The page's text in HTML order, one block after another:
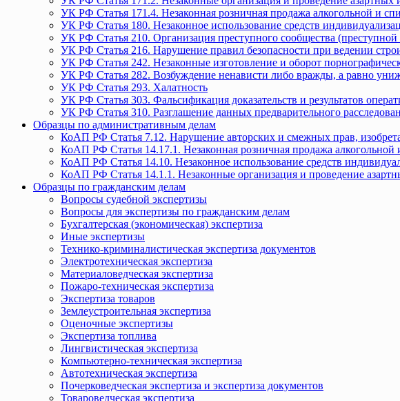
УК РФ Статья 171.4. Незаконная розничная продажа алкогольной и
УК РФ Статья 180. Незаконное использование средств
УК РФ Статья 210. Организация преступного сообщества
УК РФ Статья 216. Нарушение правил безопасности при ведении
УК РФ Статья 242. Незаконные изготовление и оборот
УК РФ Статья 282. Возбуждение ненависти либо вражды, а равно
УК РФ Статья 293. Халатность
УК РФ Статья 303. Фальсификация доказательств и результатов
УК РФ Статья 310. Разглашение данных предварительного
Образцы по административным делам
КоАП РФ Статья 7.12. Нарушение авторских и смежных прав,
КоАП РФ Статья 14.17.1. Незаконная розничная продажа
КоАП РФ Статья 14.10. Незаконное использование средств
КоАП РФ Статья 14.1.1. Незаконные организация и проведение
Образцы по гражданским делам
Вопросы судебной экспертизы
Вопросы для экспертизы по гражданским делам
Бухгалтерская (экономическая) экспертиза
Иные экспертизы
Технико-криминалистическая экспертиза документов
Электротехническая экспертиза
Материаловедческая экспертиза
Пожаро-техническая экспертиза
Экспертиза товаров
Землеустроительная экспертиза
Оценочные экспертизы
Экспертиза топлива
Лингвистическая экспертиза
Компьютерно-техническая экспертиза
Автотехническая экспертиза
Почерковедческая экспертиза и экспертиза документов
Товароведческая экспертиза